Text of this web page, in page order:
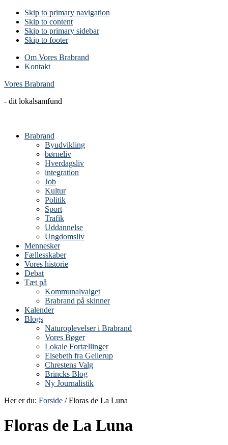
Skip to primary navigation
Skip to content
Skip to primary sidebar
Skip to footer
Om Vores Brabrand
Kontakt
Vores Brabrand
- dit lokalsamfund
Brabrand
Byudvikling
børneliv
Hverdagsliv
integration
Job
Kultur
Politik
Sport
Trafik
Uddannelse
Ungdomsliv
Mennesker
Fællesskaber
Vores historie
Debat
Tæt på
Kommunalvalget
Brabrand på skinner
Kalender
Blogs
Naturoplevelser i Brabrand
Vores Bøger
Lokale Fortællinger
Elsebeth fra Gellerup
Chrestens Valg
Brincks Blog
Ny Journalistik
Her er du: Forside / Floras de La Luna
Floras de La Luna